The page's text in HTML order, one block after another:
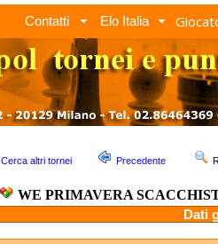
Contatti Elo Italia
Cerca altri tornei Precedente
WE PRIMAVERA
Dati